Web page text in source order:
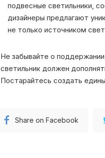
подвесные светильники,
дизайнеры предлагают
не только источником
Не забывайте о
светильник должен
Постарайтесь создать
Share on Facebook